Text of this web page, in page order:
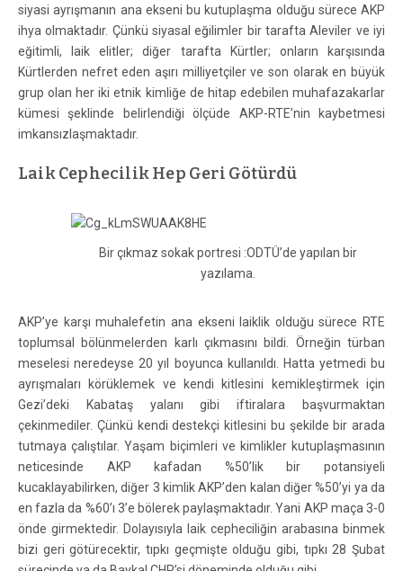
siyasi ayrışmanın ana ekseni bu kutuplaşma olduğu sürece AKP
ihya olmaktadır. Çünkü siyasal eğilimler bir tarafta Aleviler ve iyi
eğitimli, laik elitler; diğer tarafta Kürtler; onların karşısında
Kürtlerden nefret eden aşırı milliyetçiler ve son olarak en büyük
grup olan her iki etnik kimliğe de hitap edebilen muhafazakarlar
kümesi şeklinde belirlendiği ölçüde AKP-RTE’nin kaybetmesi
imkansızlaşmaktadır.
Laik Cephecilik Hep Geri Götürdü
Bir çıkmaz sokak portresi :ODTÜ’de yapılan bir
yazılama.
AKP’ye karşı muhalefetin ana ekseni laiklik olduğu sürece RTE
toplumsal bölünmelerden karlı çıkmasını bildi. Örneğin türban
meselesi neredeyse 20 yıl boyunca kullanıldı. Hatta yetmedi bu
ayrışmaları körüklemek ve kendi kitlesini kemikleştirmek için
Gezi’deki Kabataş yalanı gibi iftiralara başvurmaktan
çekinmediler. Çünkü kendi destekçi kitlesini bu şekilde bir arada
tutmaya çalıştılar. Yaşam biçimleri ve kimlikler kutuplaşmasının
neticesinde AKP kafadan %50’lik bir potansiyeli
kucaklayabilirken, diğer 3 kimlik AKP’den kalan diğer %50’yi ya da
en fazla da %60’ı 3’e bölerek paylaşmaktadır. Yani AKP maça 3-0
önde girmektedir. Dolayısıyla laik cepheciliğin arabasına binmek
bizi geri götürecektir, tıpkı geçmişte olduğu gibi, tıpkı 28 Şubat